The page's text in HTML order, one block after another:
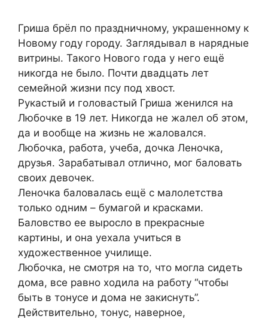
Гриша брёл по праздничному, украшенному к
Новому году городу. Заглядывал в нарядные
витрины. Такого Нового года у него ещё
никогда не было. Почти двадцать лет
семейной жизни псу под хвост.
Рукастый и головастый Гриша женился на
Любочке в 19 лет. Никогда не жалел об этом,
да и вообще на жизнь не жаловался.
Любочка, работа, учеба, дочка Леночка,
друзья. Зарабатывал отлично, мог баловать
своих девочек.
Леночка баловалась ещё с малолетства
только одним – бумагой и красками.
Баловство ее выросло в прекрасные
картины, и она уехала учиться в
художественное училище.
Любочка, не смотря на то, что могла сидеть
дома, все равно ходила на работу “чтобы
быть в тонусе и дома не закиснуть”.
Действительно, тонус, наверное,